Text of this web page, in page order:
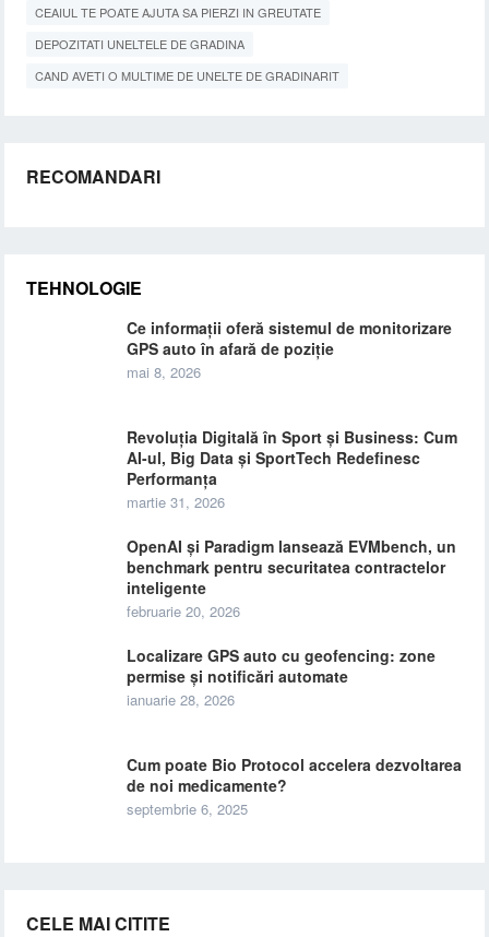
CEAIUL TE POATE AJUTA SA PIERZI IN GREUTATE
DEPOZITATI UNELTELE DE GRADINA
CAND AVETI O MULTIME DE UNELTE DE GRADINARIT
RECOMANDARI
TEHNOLOGIE
Ce informații oferă sistemul de monitorizare
GPS auto în afară de poziție
mai 8, 2026
Revoluția Digitală în Sport și Business: Cum
AI-ul, Big Data și SportTech Redefinesc
Performanța
martie 31, 2026
OpenAI și Paradigm lansează EVMbench, un
benchmark pentru securitatea contractelor
inteligente
februarie 20, 2026
Localizare GPS auto cu geofencing: zone
permise și notificări automate
ianuarie 28, 2026
Cum poate Bio Protocol accelera dezvoltarea
de noi medicamente?
septembrie 6, 2025
CELE MAI CITITE